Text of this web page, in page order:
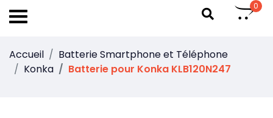
0
Accueil
Batterie Smartphone et Téléphone
Konka
Batterie pour Konka KLB120N247